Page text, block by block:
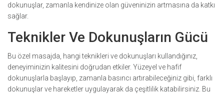
dokunuşlar, zamanla kendinize olan güveninizin artmasına da katkı
sağlar.
Teknikler Ve Dokunuşların Gücü
Bu özel masajda, hangi teknikleri ve dokunuşları kullandığınız,
deneyiminizin kalitesini doğrudan etkiler. Yüzeyel ve hafif
dokunuşlarla başlayıp, zamanla basıncı artırabileceğiniz gibi, farklı
dokunuşlar ve hareketler uygulayarak da çeşitlilik katabilirsiniz. Bu